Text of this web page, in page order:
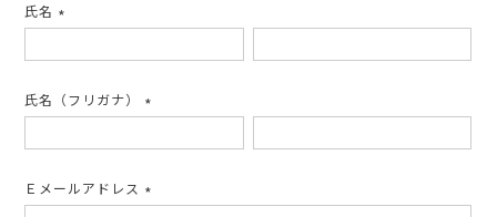
氏名
須)
氏名（フリガナ）
須)
Ｅメールアドレス